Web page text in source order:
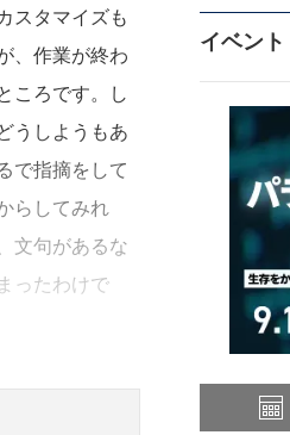
スタマイズも
、作業が終わ
ころです。し
うしようもあ
で指摘をして
らしてみれ
文句があるな
ったわけで
イベント